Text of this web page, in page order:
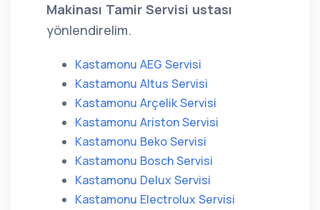
Makinası Tamir Servisi ustası
yönlendirelim.
Kastamonu AEG Servisi
Kastamonu Altus Servisi
Kastamonu Arçelik Servisi
Kastamonu Ariston Servisi
Kastamonu Beko Servisi
Kastamonu Bosch Servisi
Kastamonu Delux Servisi
Kastamonu Electrolux Servisi